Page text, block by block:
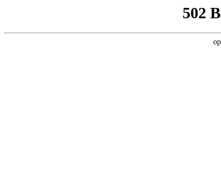
502